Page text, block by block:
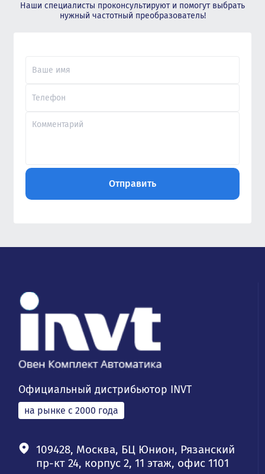
Наши специалисты проконсультируют и помогут выбрать
нужный частотный преобразователь!
Официальный дистрибьютор INVT
на рынке с 2000 года
109428, Москва, БЦ Юнион, Рязанский
пр-кт 24, корпус 2, 11 этаж, офис 1101